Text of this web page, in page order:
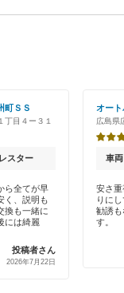
町ＳＳ
丁目４ー３１
スター
ら全てが早
く、説明も
換も一緒に
には綺麗
投稿者さん
2026年7月22日
オー
広島県
車
安さ
りに
勧誘
す。